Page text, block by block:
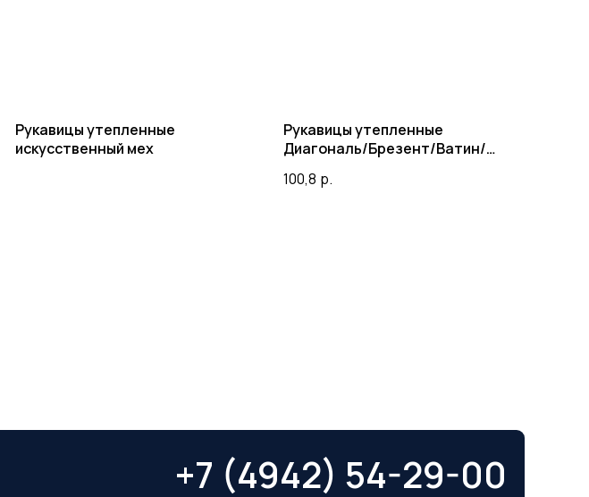
Рукавицы утепленные
искусственный мех
Рукавицы утепленные
Диагональ/Брезент/Ватин/
100,8 р.
+7 (4942) 54-29-00